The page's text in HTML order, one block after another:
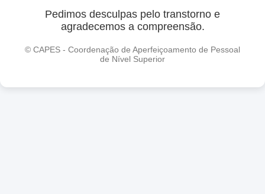
Pedimos desculpas pelo transtorno e
agradecemos a compreensão.
© CAPES - Coordenação de Aperfeiçoamento de Pessoal
de Nível Superior